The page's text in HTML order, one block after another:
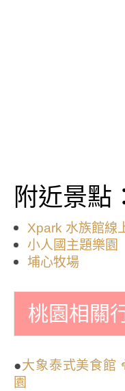
附近景點
Xpark 水族館線
小人國主題樂園
埔心牧場
桃園相關
●大象泰式美食館
園